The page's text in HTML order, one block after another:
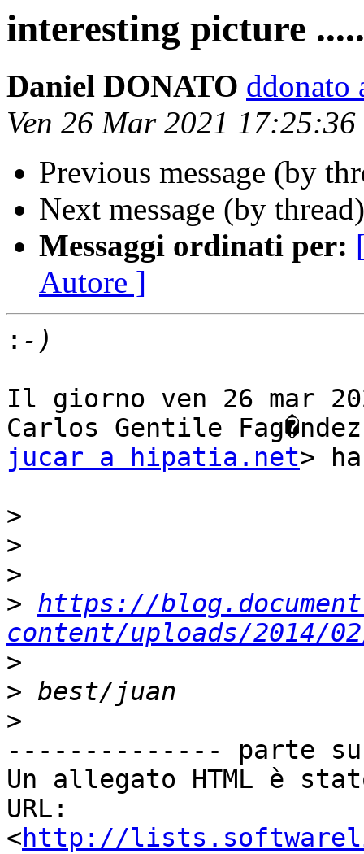
interesting picture .....
Daniel DONATO ddonato
Ven 26 Mar 2021 17:25:36
Previous message (by
Next message (by
Messaggi ordinati per:
Autore ]
:
Il giorno ven 26 mar
jucar a hipatia.net>
>
>
>
> https://
content/uploads/2014/
>
>
>
-------------- parte
Un allegato HTML è
URL:
<http://